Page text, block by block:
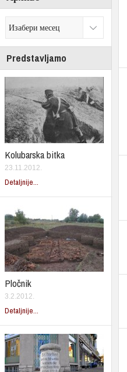
Predstavljamo
Kolubarska bitka
23.11.2012.
Detaljnije...
Pločnik
3.2.2012.
Detaljnije...